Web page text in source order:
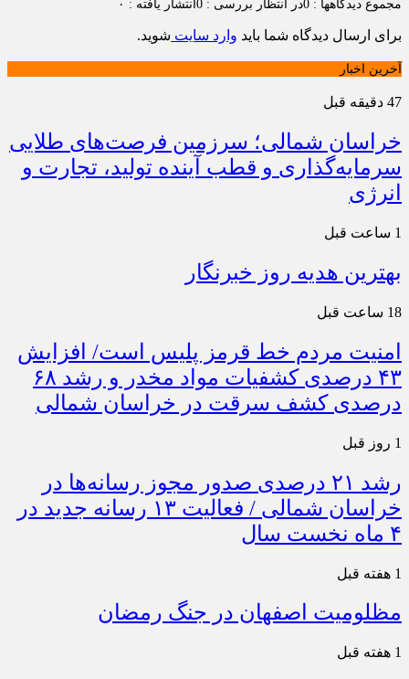
مجموع دیدگاهها : 0 در انتظار بررسی : 0 انتشار یافته : ۰
برای ارسال دیدگاه شما باید وارد سایت شوید.
آخرین اخبار
47 دقیقه قبل
خراسان شمالی؛ سرزمین فرصت‌های طلایی
سرمایه‌گذاری و قطب آینده تولید، تجارت و
انرژی
1 ساعت قبل
بهترین هدیه روز خبرنگار
18 ساعت قبل
امنیت مردم خط قرمز پلیس است/ افزایش
۴۳ درصدی کشفیات مواد مخدر و رشد ۶۸
درصدی کشف سرقت در خراسان شمالی
1 روز قبل
رشد ۲۱ درصدی صدور مجوز رسانه‌ها در
خراسان شمالی / فعالیت ۱۳ رسانه جدید در
۴ ماه نخست سال
1 هفته قبل
مظلومیت اصفهان در جنگ رمضان
1 هفته قبل